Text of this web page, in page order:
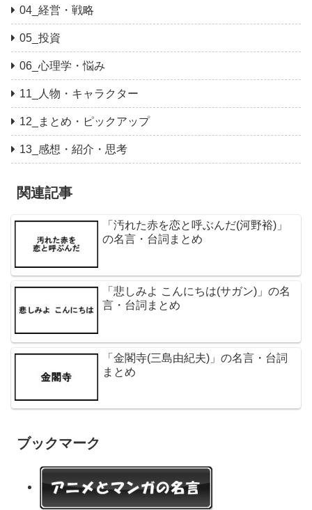
04_経営・戦略
05_投資
06_心理学・悩み
11_人物・キャラクター
12_まとめ・ピックアップ
13_感想・紹介・思考
関連記事
「汚れた赤を恋と呼ぶんだ(河野裕)」
の名言・台詞まとめ
「悲しみよ こんにちは(サガン)」の名
言・台詞まとめ
「金閣寺(三島由紀夫)」の名言・台詞
まとめ
ブックマーク